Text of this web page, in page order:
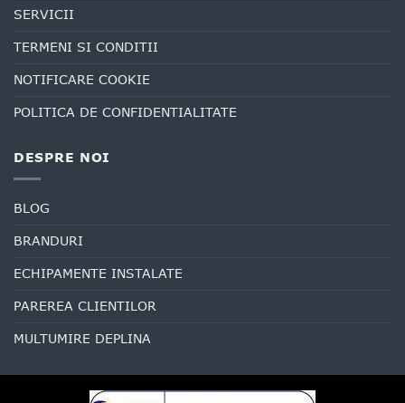
SERVICII
TERMENI SI CONDITII
NOTIFICARE COOKIE
POLITICA DE CONFIDENTIALITATE
DESPRE NOI
BLOG
BRANDURI
ECHIPAMENTE INSTALATE
PAREREA CLIENTILOR
MULTUMIRE DEPLINA